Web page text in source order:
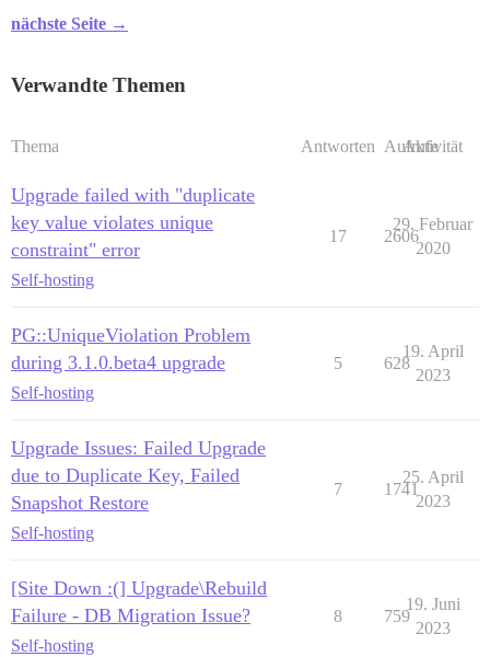
nächste Seite →
Verwandte Themen
Thema Antworten Aufrufe
Aktivität
Upgrade failed with "duplicate
key value violates unique
constraint" error
Self-hosting
17 2606
29. Februar
2020
PG::UniqueViolation Problem
during 3.1.0.beta4 upgrade
Self-hosting
5 628
19. April
2023
Upgrade Issues: Failed Upgrade
due to Duplicate Key, Failed
Snapshot Restore
Self-hosting
7 1741
25. April
2023
[Site Down :(] Upgrade\Rebuild
Failure - DB Migration Issue?
Self-hosting
8 759
19. Juni
2023